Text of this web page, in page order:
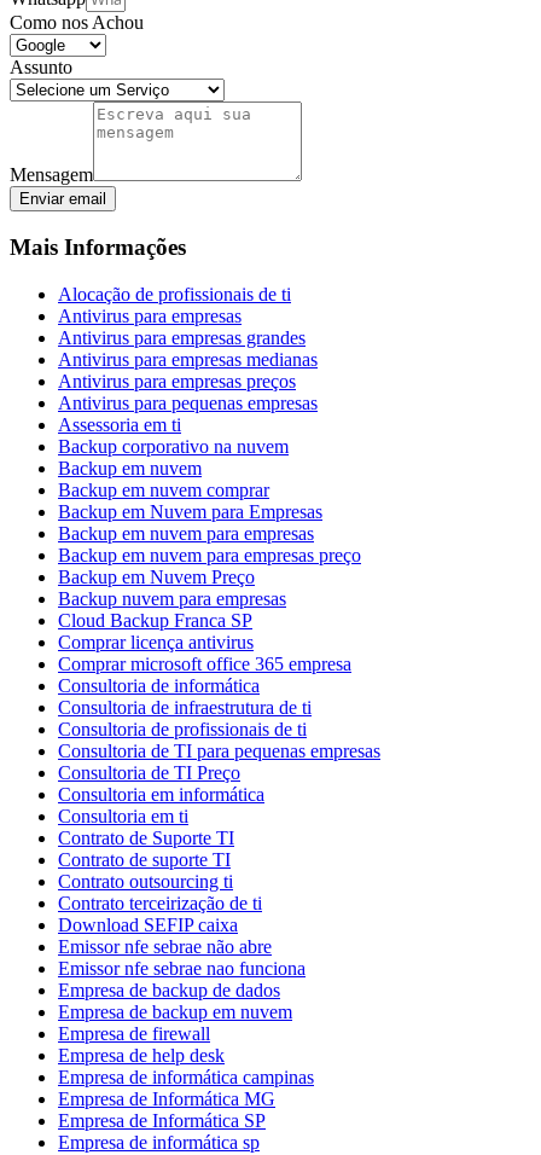
Como nos Achou
Assunto
Mensagem
Enviar email
Mais Informações
Alocação de profissionais de ti
Antivirus para empresas
Antivirus para empresas grandes
Antivirus para empresas medianas
Antivirus para empresas preços
Antivirus para pequenas empresas
Assessoria em ti
Backup corporativo na nuvem
Backup em nuvem
Backup em nuvem comprar
Backup em Nuvem para Empresas
Backup em nuvem para empresas
Backup em nuvem para empresas preço
Backup em Nuvem Preço
Backup nuvem para empresas
Cloud Backup Franca SP
Comprar licença antivirus
Comprar microsoft office 365 empresa
Consultoria de informática
Consultoria de infraestrutura de ti
Consultoria de profissionais de ti
Consultoria de TI para pequenas empresas
Consultoria de TI Preço
Consultoria em informática
Consultoria em ti
Contrato de Suporte TI
Contrato de suporte TI
Contrato outsourcing ti
Contrato terceirização de ti
Download SEFIP caixa
Emissor nfe sebrae não abre
Emissor nfe sebrae nao funciona
Empresa de backup de dados
Empresa de backup em nuvem
Empresa de firewall
Empresa de help desk
Empresa de informática campinas
Empresa de Informática MG
Empresa de Informática SP
Empresa de informática sp